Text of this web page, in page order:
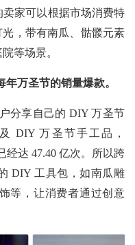
家可以根据市场消费特
，带有南瓜、骷髅元素
等场景。
万圣节的销量爆款。
分享自己的 DIY 万圣节
DIY 万圣节手工品，
经达 47.40 亿次。所以跨
DIY 工具包，如南瓜雕
等，让消费者通过创意